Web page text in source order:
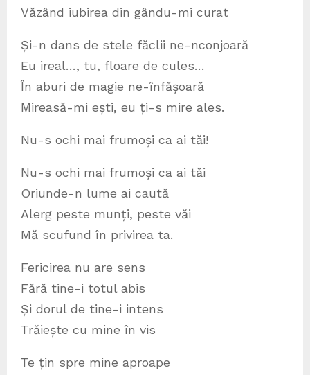
Văzând iubirea din gându-mi curat
Și-n dans de stele făclii ne-nconjoară
Eu ireal…, tu, floare de cules…
În aburi de magie ne-înfășoară
Mireasă-mi ești, eu ți-s mire ales.
Nu-s ochi mai frumoși ca ai tăi!
Nu-s ochi mai frumoși ca ai tăi
Oriunde-n lume ai caută
Alerg peste munți, peste văi
Mă scufund în privirea ta.
Fericirea nu are sens
Fără tine-i totul abis
Și dorul de tine-i intens
Trăiește cu mine în vis
Te țin spre mine aproape